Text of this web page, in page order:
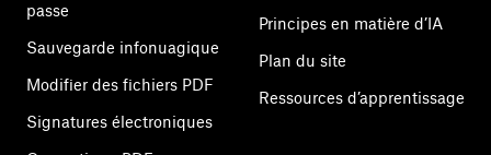
passe
Sauvegarde infonuagique
Modifier des fichiers PDF
Signatures électroniques
Principes en matière d’IA
Plan du site
Ressources d’apprentissage